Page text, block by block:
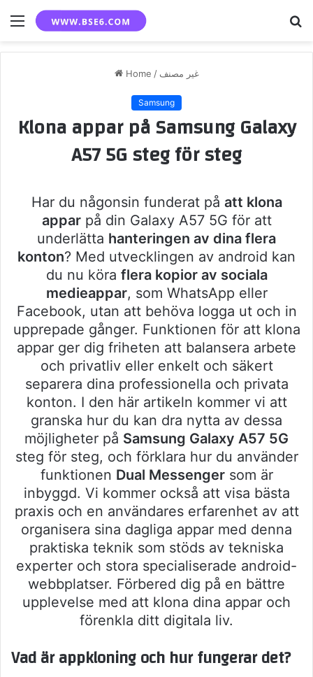
Menu
Home / غير مصنف
Samsung
Klona appar på Samsung Galaxy
A57 5G steg för steg
Har du någonsin funderat på att klona
apparpå din Galaxy A57 5G för att
underlätta hanteringen av dina flera
konton? Med utvecklingen av android kan
du nu köra flera kopior av sociala
medieappar, som WhatsApp eller
Facebook, utan att behöva logga ut och in
upprepade gånger. Funktionen för att klona
appar ger dig friheten att balansera arbete
och privatliv eller enkelt och säkert
separera dina professionella och privata
konton. I den här artikeln kommer vi att
granska hur du kan dra nytta av dessa
möjligheter på Samsung Galaxy A57 5G
steg för steg, och förklara hur du använder
funktionen Dual Messengersom är
inbyggd. Vi kommer också att visa bästa
praxis och en användares erfarenhet av att
organisera sina dagliga appar med denna
praktiska teknik som stöds av tekniska
experter och stora specialiserade android-
webbplatser. Förbered dig på en bättre
upplevelse med att klona dina appar och
förenkla ditt digitala liv.
Vad är appkloning och hur fungerar det?